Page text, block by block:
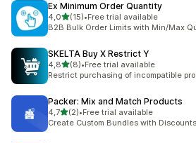
Ex Minimum Order Quantity
4,0/ 5 tähteä
(15)
15 arvostelua yhteensä
•Free trial available
B2B Bulk Order Limits with Min/Max
SKELTA Buy X Restrict Y
4,8/ 5 tähteä
(8)
8 arvostelua yhteensä
•Free trial available
Restrict purchasing of incompatible
Packer: Mix and Match Products
4,7/ 5 tähteä
(2)
2 arvostelua yhteensä
•Free trial available
Create Custom Bundles with